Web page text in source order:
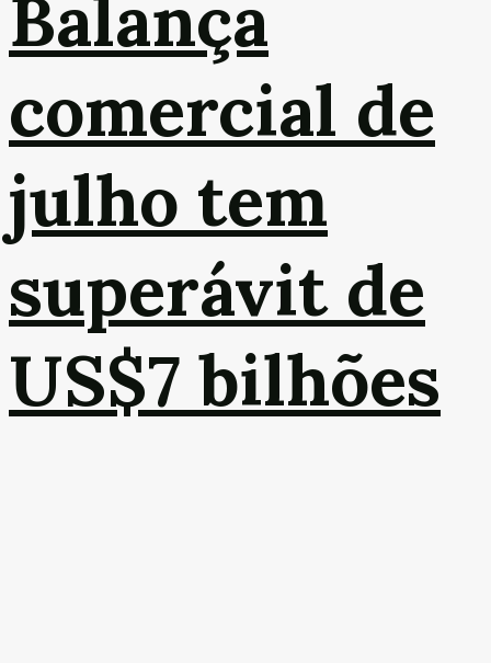
Balança
comercial de
julho tem
superávit de
US$7 bilhões